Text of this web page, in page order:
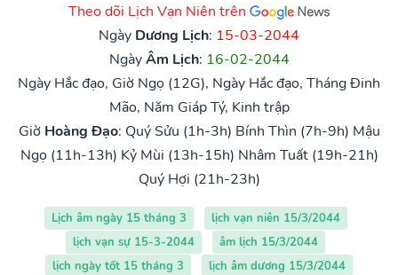
Theo dõi Lịch Vạn Niên trên
Ngày Dương Lịch: 15-03-2044
NgàyÂm Lịch: 16-02-2044
Ngày Hắc đạo, Giờ Ngọ (12G), Ngày Hắc đạo, Tháng Đinh
Mão, Năm Giáp Tý, Kinh trập
Giờ Hoàng Đạo: Quý Sửu (1h-3h) Bính Thìn (7h-9h) Mậu
Ngọ (11h-13h) Kỷ Mùi (13h-15h) Nhâm Tuất (19h-21h)
Quý Hợi (21h-23h)
Lịch âm ngày 15 tháng 3
lịch vạn niên 15/3/2044
lịch vạn sự 15-3-2044
âm lịch 15/3/2044
lịch ngày tốt 15 tháng 3
lịch âm dương 15/3/2044